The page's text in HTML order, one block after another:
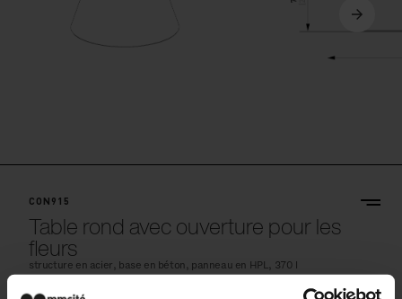
CON915
Table rond avec ouverture pour les
fleurs
structure en acier, base en béton, panneau en HPL, 370 l